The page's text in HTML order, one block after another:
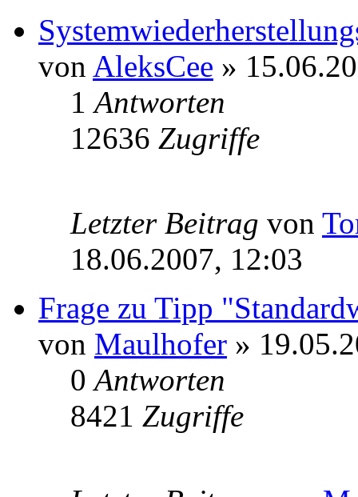
von AleksCee »
1Antworten
12636 Zugriffe
Letzter Beitrag von
18.06.2007, 12:03
Frage zu Tipp
von Maulhofer »
0Antworten
8421 Zugriffe